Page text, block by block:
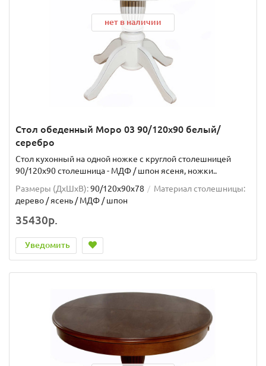
нет в наличии
Стол обеденный Моро 03 90/120х90 белый/
серебро
Стол кухонный на одной ножке с круглой столешницей
90/120х90 столешница - МДФ / шпон ясеня, ножки..
Размеры (ДхШxВ):90/120х90х78
Материал столешницы:
дерево / ясень / МДФ / шпон
35430р.
Уведомить